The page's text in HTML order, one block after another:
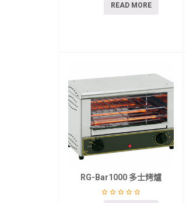
READ MORE
RG-Bar1000 多士烤爐